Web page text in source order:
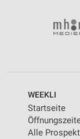
WEEKLI
Startseite
Alle